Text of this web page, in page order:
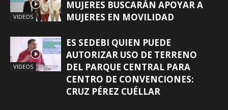
VIDEOS
MUJERES BUSCARÁN APOYAR A
MUJERES EN MOVILIDAD
VIDEOS
ES SEDEBI QUIEN PUEDE
AUTORIZAR USO DE TERRENO
DEL PARQUE CENTRAL PARA
CENTRO DE CONVENCIONES:
CRUZ PÉREZ CUÉLLAR